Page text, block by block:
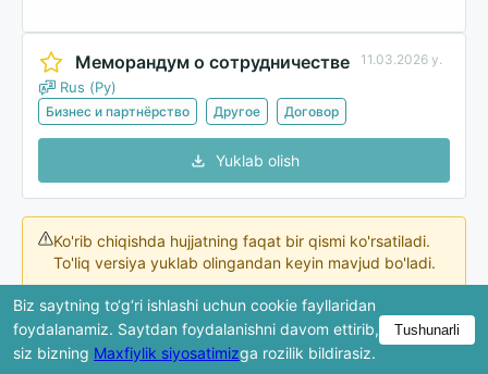
Меморандум о сотрудничестве 11.03.2026 y.
Rus (Ру)
Бизнес и партнёрство Другое Договор
Yuklab olish
Ko'rib chiqishda hujjatning faqat bir qismi ko'rsatiladi.
To'liq versiya yuklab olingandan keyin mavjud bo'ladi.
МЕМОРАНДУМ О
Biz saytning to‘g‘ri ishlashi uchun cookie fayllaridan
foydalanamiz. Saytdan foydalanishni davom ettirib,
siz bizning Maxfiylik siyosatimizga rozilik bildirasiz.
Tushunarli